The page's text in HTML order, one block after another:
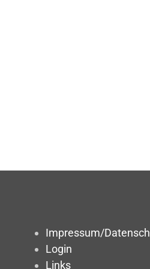
Impressum/
Login
Links